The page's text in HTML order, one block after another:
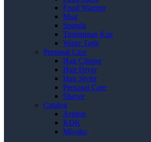
Food Warmer
Mug
Spatula
Timbangan Kue
Water Tank
Personal Care
Hair Clipper
Hair Dryer
Hair Styler
Personal Care
Shaver
Catalog
Ariston
KDK
Miyako